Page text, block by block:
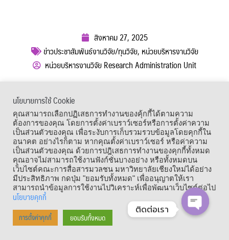
สิงหาคม 27, 2025
ข่าวประชาสัมพันธ์งานวิจัย/ทุนวิจัย, หน่วยบริหารงานวิจัย
หน่วยบริหารงานวิจัย Research Administration Unit
เมนูลัด
Copyright © 1964 – 2021 Faculty of Mass Communication, Chiang Mai
University. All Rights Reserved.
นโยบายการใช้ Cookie
คุณสามารถเลือกปฏิเสธการทำงานของคุ้กกี้ได้ตามความ
ต้องการของคุณ โดยการตั้งค่าเบราว์เซอร์หรือการตั้งค่าความ
เป็นส่วนตัวของคุณ เพื่อระงับการเก็บรวมรวบข้อมูลโดยคุกกี้ใน
อนาคต อย่างไรก็ตาม หากคุณตั้งค่าเบราว์เซอร์ หรือค่าความ
เป็นส่วนตัวของคุณ ด้วยการปฎิเสธการทำงานของคุกกี้ทั้งหมด
คุณอาจไม่สามารถใช้งานฟังก์ชั่นบางอย่าง หรือทั้งหมดบน
เว็บไซต์คณะการสื่อสารมวลชน มหาวิทยาลัยเชียงใหม่ได้อย่าง
มีประสิทธิภาพ กดปุ่ม "ยอมรับทั้งหมด" เพื่ออนุญาตให้เรา
สามารถนำข้อมูลการใช้งานไปวิเคราะห์เพื่อพัฒนาเว็บไซต์ต่อไป
นโยบายคุกกี้
การตั้งค่าคุกกี้ ยอมรับทั้งหมด
ติดต่อเรา
OPEN